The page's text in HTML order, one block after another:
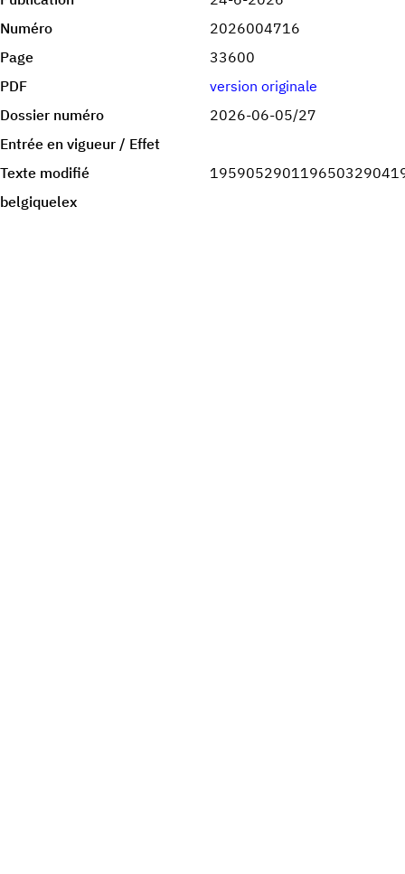
Numéro
2026004716
Page
33600
PDF
version originale
Dossier numéro
2026-06-05/27
Entrée en vigueur / Effet
Texte modifié
belgiquelex